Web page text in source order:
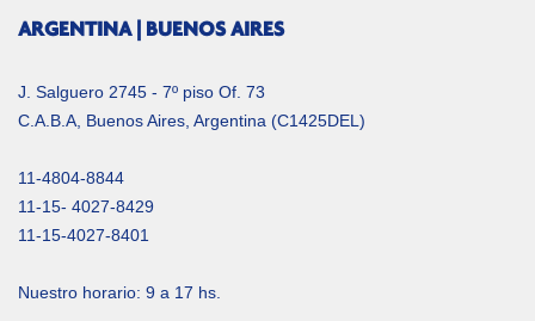
ARGENTINA | BUENOS AIRES
J. Salguero 2745 - 7º piso Of. 73
C.A.B.A, Buenos Aires, Argentina (C1425DEL)
11-4804-8844
11-15- 4027-8429
11-15-4027-8401
Nuestro horario: 9 a 17 hs.